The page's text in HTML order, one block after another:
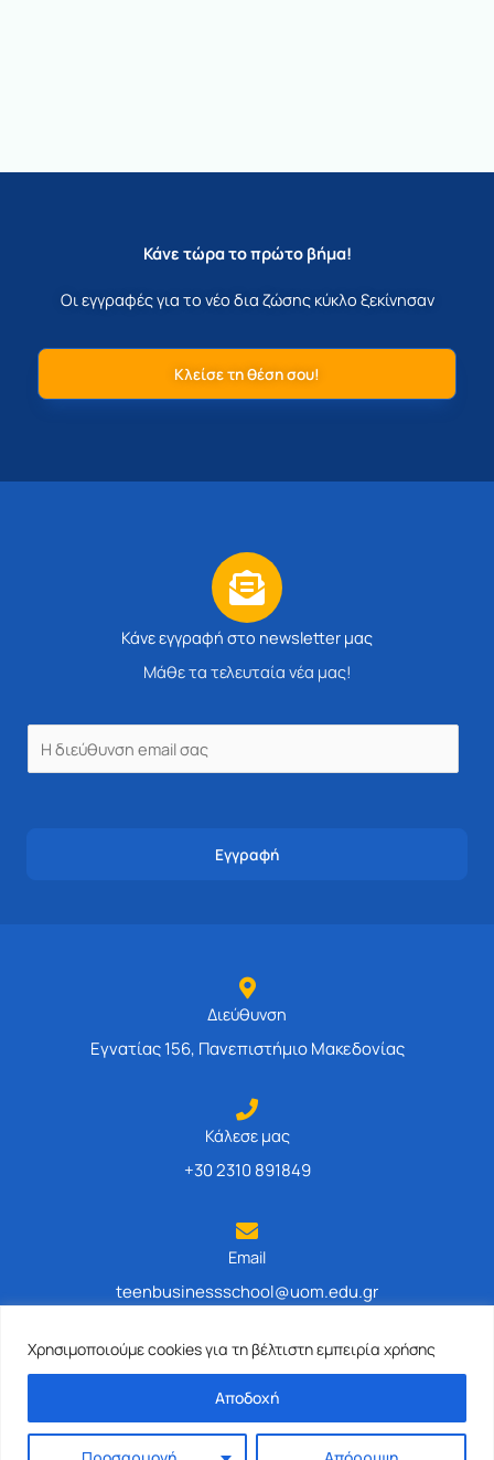
Χρησιμοποιούμε cookies για τη βέλτιστη εμπειρία χρήσης
Αποδοχή
Κάνε τώρα το πρώτο βήμα!
Οι εγγραφές για το νέο δια ζώσης κύκλο ξεκίνησαν
Κλείσε τη θέση σου!
Κάνε εγγραφή στο newsletter μας
Μάθε τα τελευταία νέα μας!
m
Εγγραφή
Διεύθυνση
Εγνατίας 156, Πανεπιστήμιο Μακεδονίας
Κάλεσε μας
+30 2310 891849
Email
teenbusinessschool@uom.edu.gr
F
a
I
n
L
i
T
i
Y
o